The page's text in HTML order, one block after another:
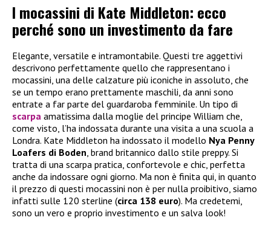
I mocassini di Kate Middleton: ecco
perché sono un investimento da fare
Elegante, versatile e intramontabile. Questi tre aggettivi
descrivono perfettamente quello che rappresentano i
mocassini, una delle calzature più iconiche in assoluto, che
se un tempo erano prettamente maschili, da anni sono
entrate a far parte del guardaroba femminile. Un tipo di
scarpa amatissima dalla moglie del principe William che,
come visto, l’ha indossata durante una visita a una scuola a
Londra. Kate Middleton ha indossato il modello Nya Penny
Loafers di Boden , brand britannico dallo stile preppy. Si
tratta di una scarpa pratica, confortevole e chic, perfetta
anche da indossare ogni giorno. Ma non è finita qui, in quanto
il prezzo di questi mocassini non è per nulla proibitivo, siamo
infatti sulle 120 sterline (circa 138 euro). Ma credetemi,
sono un vero e proprio investimento e un salva look!